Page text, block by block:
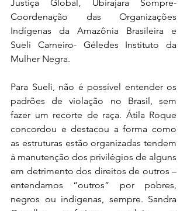
Justiça Global, Ubirajara Sompre-
Coordenação das Organizações
Indígenas da Amazônia Brasileira e
Sueli Carneiro- Géledes Instituto da
Mulher Negra.
Para Sueli, não é possível entender os
padrões de violação no Brasil, sem
fazer um recorte de raça. Átila Roque
concordou e destacou a forma como
as estruturas estão organizadas tendem
à manutenção dos privilégios de alguns
em detrimento dos direitos de outros –
entendamos “outros” por pobres,
negros ou indígenas, sempre. Sandra